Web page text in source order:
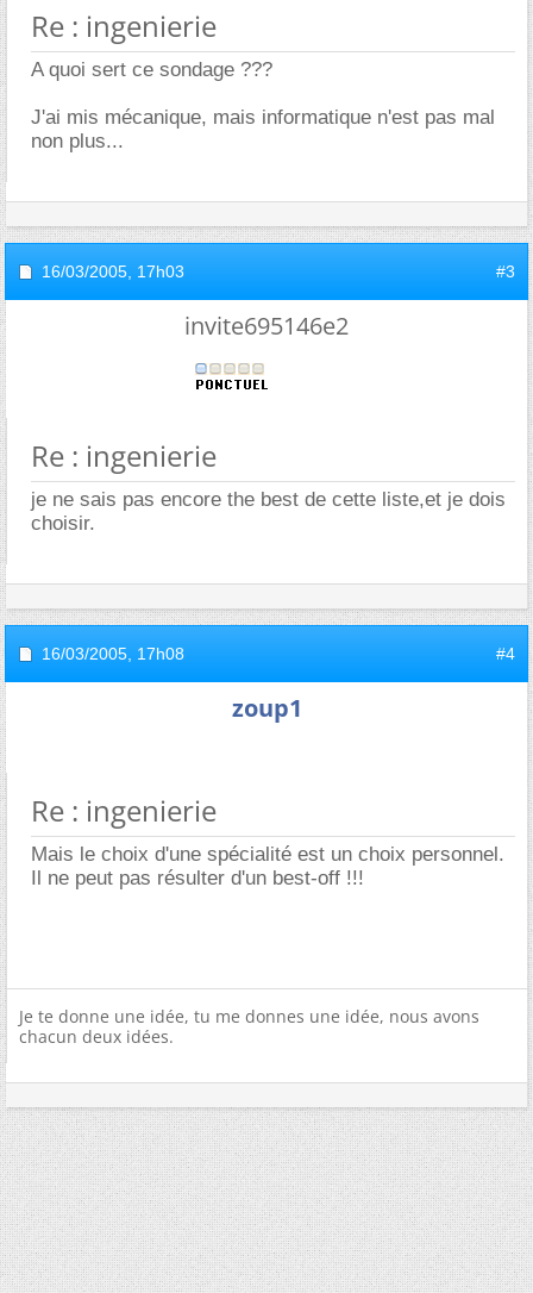
Re : ingenierie
A quoi sert ce sondage ???
J'ai mis mécanique, mais informatique n'est pas mal
non plus...
16/03/2005, 17h03 #3
invite695146e2
Re : ingenierie
je ne sais pas encore the best de cette liste,et je dois
choisir.
16/03/2005, 17h08 #4
zoup1
Re : ingenierie
Mais le choix d'une spécialité est un choix personnel.
Il ne peut pas résulter d'un best-off !!!
Je te donne une idée, tu me donnes une idée, nous avons
chacun deux idées.